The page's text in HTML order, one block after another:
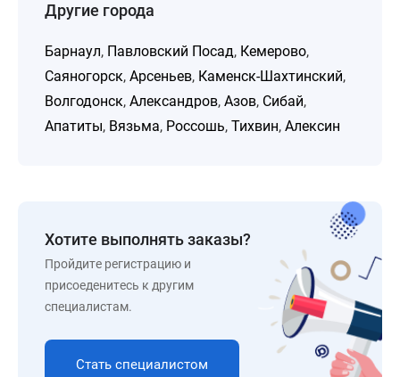
Другие города
Барнаул, Павловский Посад, Кемерово,
Саяногорск, Арсеньев, Каменск-Шахтинский,
Волгодонск, Александров, Азов, Сибай,
Апатиты, Вязьма, Россошь, Тихвин, Алексин
Хотите выполнять заказы?
Пройдите регистрацию и
присоеденитесь к другим
специалистам.
Стать специалистом